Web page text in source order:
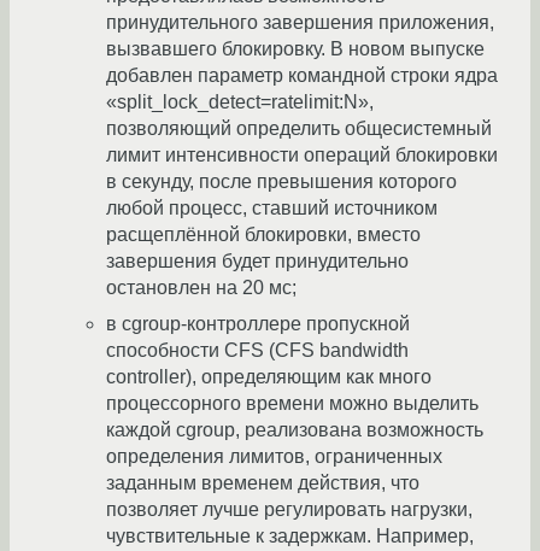
принудительного завершения приложения,
вызвавшего блокировку. В новом выпуске
добавлен параметр командной строки ядра
«split_lock_detect=ratelimit:N»,
позволяющий определить общесистемный
лимит интенсивности операций блокировки
в секунду, после превышения которого
любой процесс, ставший источником
расщеплённой блокировки, вместо
завершения будет принудительно
остановлен на 20 мс;
в cgroup-контроллере пропускной
способности CFS (CFS bandwidth
controller), определяющим как много
процессорного времени можно выделить
каждой cgroup, реализована возможность
определения лимитов, ограниченных
заданным временем действия, что
позволяет лучше регулировать нагрузки,
чувствительные к задержкам. Например,